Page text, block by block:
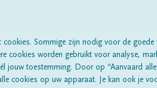
'Hastiere-
cookies. Sommige zijn nodig voor de goede
cookies worden gebruikt voor analyse,
jouw toestemming. Door op “Aanvaard
cookies op uw apparaat. Je kan ook je